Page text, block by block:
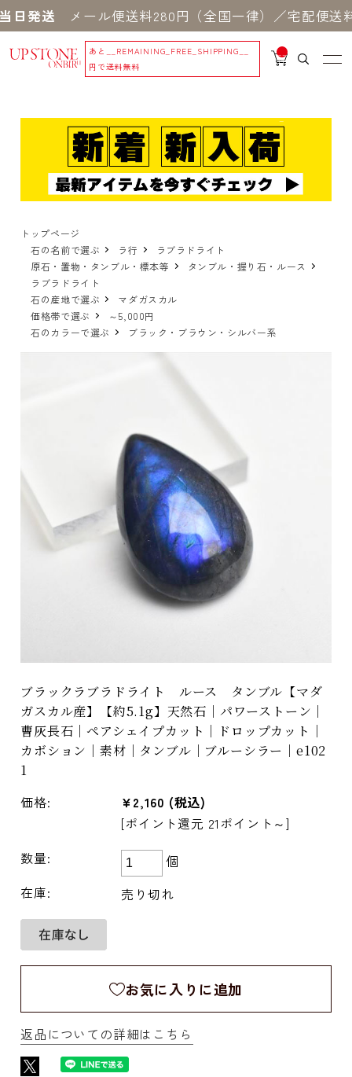
発送メール便送料280円（全国一律）／宅配便送
あと
__REMAINING_FREE_SHIPPING__
円で送料無料
__
IT
_
トップページ
石の名前で選ぶ
ラ行
ラブラドライト
原石・置物・タンブル・標本等
タンブル・握り石・ルース
ラブラドライト
石の産地で選ぶ
マダガスカル
価格帯で選ぶ
～5,000円
石のカラーで選ぶ
ブラック・ブラウン・シルバー系
ブラックラブラドライト ルース タンブル【マダ
ガスカル産】【約5.1g】天然石｜パワーストーン｜
曹灰長石｜ペアシェイプカット｜ドロップカット｜
カボション｜素材｜タンブル｜ブルーシラー｜e102
1
価格: ¥2,160 (税込)
[ポイント還元 21ポイント～]
数量:
個
在庫:
売り切れ
お気に入りに追加
返品についての詳細はこちら